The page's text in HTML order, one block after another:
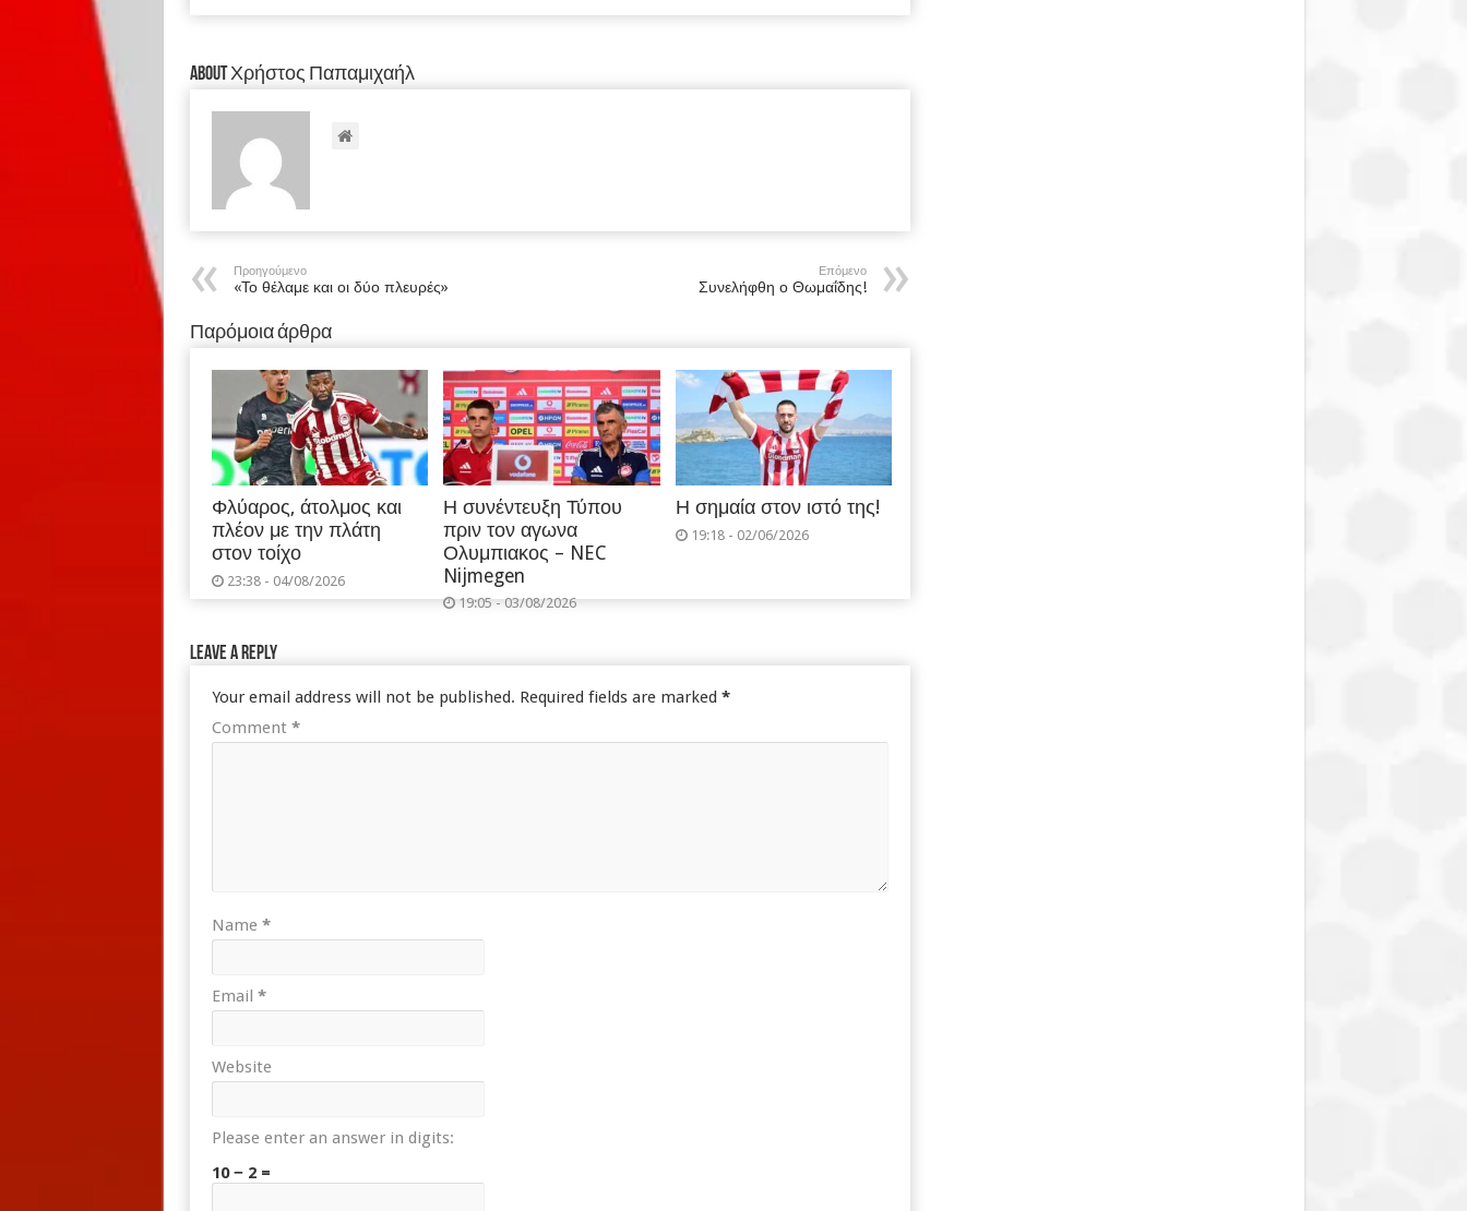
About Χρήστος Παπαμιχαήλ
Προηγούμενο
«Το θέλαμε και οι δύο πλευρές»
Επόμενο
Συνελήφθη ο Θωμαΐδης!
Παρόμοια άρθρα
Φλύαρος, άτολμος και
πλέον με την πλάτη
στον τοίχο
23:38 - 04/08/2026
Η συνέντευξη Τύπου
πριν τον αγωνα
Ολυμπιακος – NEC
Nijmegen
19:05 - 03/08/2026
Η σημαία στον ιστό της!
19:18 - 02/06/2026
Leave a Reply
Your email address will not be published. Required fields are marked *
Comment *
Name *
Email *
Website
Please enter an answer in digits:
10 − 2 =